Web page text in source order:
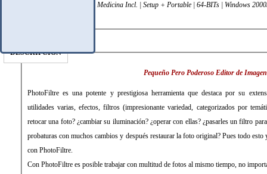
Spanish | 29 MB | Medicina Incl. | Setup + Portable | 64-BITs | Windows
DESCRIPCIÓN
Pequeño Pero Poderoso Editor de
PhotoFiltre es una potente y prestigiosa herramienta que destaca por su
utilidades varias, efectos, filtros (impresionante variedad, categorizados por
retocar una foto? ¿cambiar su iluminación? ¿operar con ellas? ¿pasarles un filtro
probaturas con muchos cambios y después restaurar la foto original? Pues todo esto
con PhotoFiltre.
Con PhotoFiltre es posible trabajar con multitud de fotos al mismo tiempo, no